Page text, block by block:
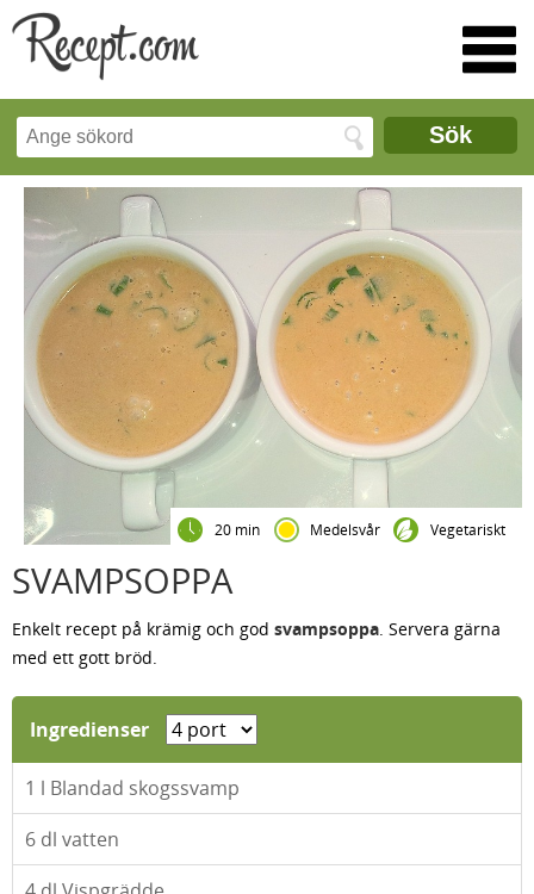
Sök
20 min Medelsvår Vegetariskt
SVAMPSOPPA
Enkelt recept på krämig och god svampsoppa. Servera gärna
med ett gott bröd.
Ingredienser
1 l Blandad skogssvamp
6 dl vatten